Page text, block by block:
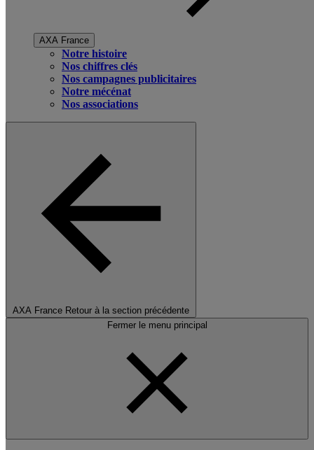
AXA France
Notre histoire
Nos chiffres clés
Nos campagnes publicitaires
Notre mécénat
Nos associations
AXA France Retour à la section précédente
Fermer le menu principal